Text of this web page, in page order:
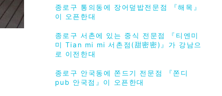
종로구 통의동에 장어덮밥전문점 『해목』
이 오픈한대
종로구 서촌에 있는 중식 전문점 『티엔미
미 Tian mi mi 서촌점(甜密密)』가 강남으
로 이전한대
종로구 안국동에 쫀드기 전문점 『쫀디
pub 안국점』이 오픈한대